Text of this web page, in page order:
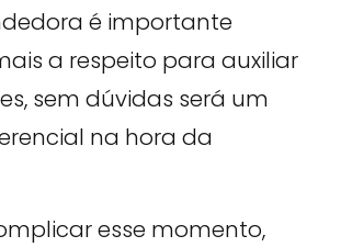
é importante
a respeito para auxiliar
sem dúvidas será um
na hora da
esse momento,